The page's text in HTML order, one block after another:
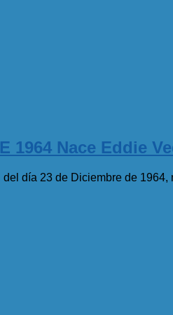
1964 Nace Eddie
día 23 de Diciembre de 1964,